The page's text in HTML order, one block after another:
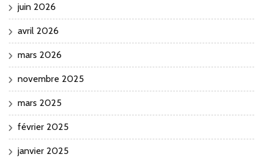
juin 2026
avril 2026
mars 2026
novembre 2025
mars 2025
février 2025
janvier 2025